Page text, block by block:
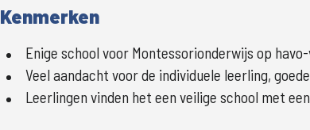
Kenmerken
Enige school voor Montessorionderwijs op
Veel aandacht voor de individuele leerling,
Leerlingen vinden het een veilige school met